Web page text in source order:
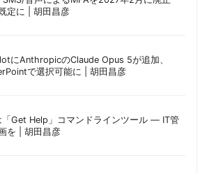
定に | 胡田昌彦
にAnthropicのClaude Opus 5が追加、
で選択可能に | 胡田昌彦
「Get Help」コマンドラインツール — IT管
を | 胡田昌彦